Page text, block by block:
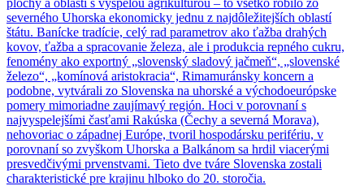
severného Uhorska ekonomicky jednu z najdôležitejších oblastí
štátu. Banícke tradície, celý rad parametrov ako ťažba drahých
kovov, ťažba a spracovanie železa, ale i produkcia repného cukru,
fenomény ako exportný „slovenský sladový jačmeň“, „slovenské
železo“, „komínová aristokracia“, Rimamuránsky koncern a
podobne, vytvárali zo Slovenska na uhorské a východoeurópske
pomery mimoriadne zaujímavý región. Hoci v porovnaní s
najvyspelejšími časťami Rakúska (Čechy a severná Morava),
nehovoriac o západnej Európe, tvoril hospodársku perifériu, v
porovnaní so zvyškom Uhorska a Balkánom sa hrdil viacerými
presvedčivými prvenstvami. Tieto dve tváre Slovenska zostali
charakteristické pre krajinu hlboko do 20. storočia.